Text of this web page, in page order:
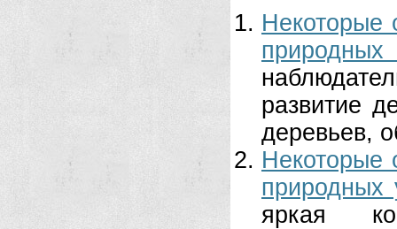
Некоторые
развитие
деревьев,
Некоторые
природных
яркая